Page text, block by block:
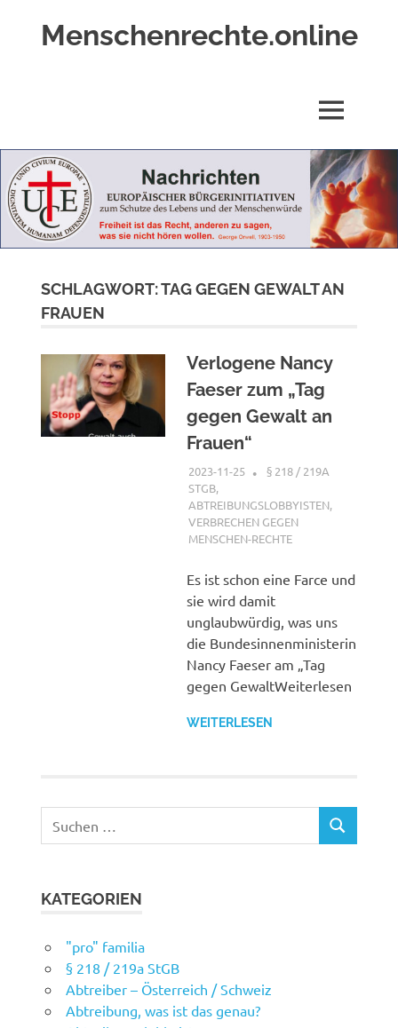
Menschenrechte.online
Geborene
wie
für
Ungeborene
MENÜ
SCHLAGWORT:TAG GEGEN GEWALT AN
FRAUEN
Verlogene Nancy
Faeser zum „Tag
gegen Gewalt an
Frauen“
2023-11-25 XX
§ 218 / 219A
STGB,
ABTREIBUNGSLOBBYISTEN,
VERBRECHEN GEGEN
MENSCHEN-RECHTE
Es ist schon eine Farce und
sie wird damit
unglaubwürdig, was uns
die Bundesinnenministerin
Nancy Faeser am „Tag
gegen GewaltWeiterlesen
WEITERLESEN
nach:
SUCHEN
KATEGORIEN
"pro" familia
§ 218 / 219a StGB
Abtreiber – Österreich / Schweiz
Abtreibung, was ist das genau?